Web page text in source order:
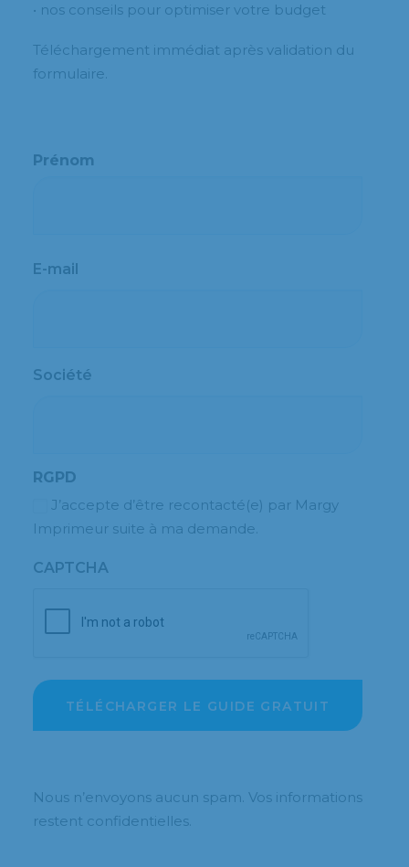
• nos conseils pour optimiser votre budget
Téléchargement immédiat après validation du
formulaire.
Prénom
E-mail
Société
RGPD
J’accepte d’être recontacté(e) par Margy
Imprimeur suite à ma demande.
CAPTCHA
Nous n’envoyons aucun spam. Vos informations
restent confidentielles.